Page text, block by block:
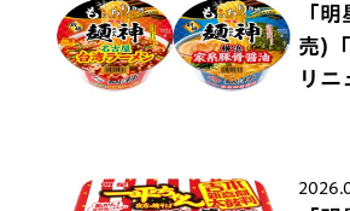
「
売)
リニ